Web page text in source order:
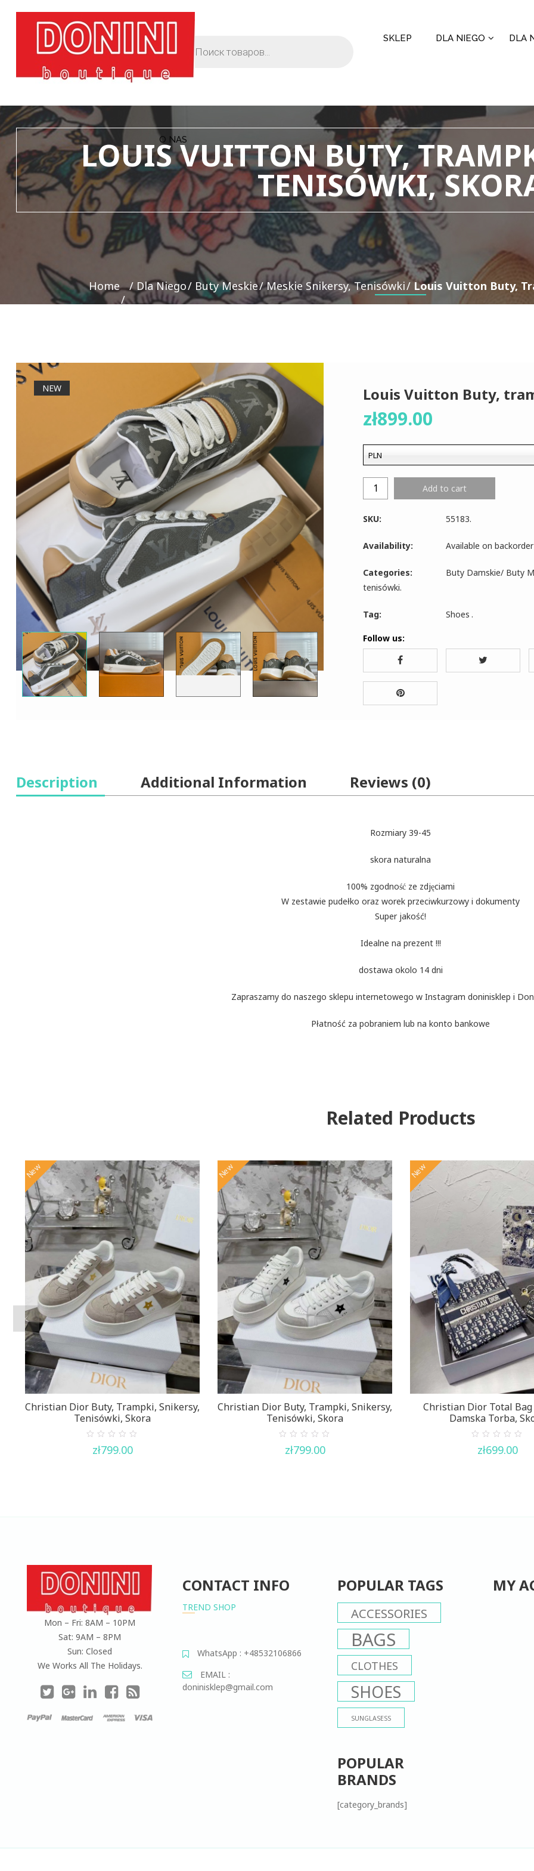
SKLEP DLA NIEGO DLA
O NAS
LOUIS VUITTON BUTY,
TENISÓWKI,
Home Dla Niego Buty Meskie Meskie Snikersy, Tenisówki Louis Vuitton Buty,
NEW Louis Vuitton Buty,
zł899.00
PLN
Add to cart
SKU: 55183.
Availability: Available on backorder
Categories: Buty Damskie/ Buty
tenisówki.
Tag: Shoes .
Follow us:
Description Additional Information Reviews (0)
Rozmiary 39-45
skora naturalna
100% zgodność ze zdjęciami
W zestawie pudełko oraz worek przeciwkurzowy i dokumenty
Super jakość!
Idealne na prezent !!!
dostawa okolo 14 dni
Zapraszamy do naszego sklepu internetowego w Instagram doninisklep i
Płatność za pobraniem lub na konto bankowe
Related Products
New
Christian Dior Buty, Trampki, Snikersy,
Tenisówki, Skora
out
zł799.00
New
Christian Dior Buty, Trampki, Snikersy,
Tenisówki, Skora
out
zł799.00
New
Christian Dior Total
Damska Torba,
out
zł699.00
Mon – Fri: 8AM – 10PM
Sat: 9AM – 8PM
Sun: Closed
We Works All The Holidays.
CONTACT INFO
TREND SHOP
WhatsApp : +48532106866
EMAIL :
doninisklep@gmail.com
POPULAR TAGS
ACCESSORIES
BAGS
CLOTHES
SHOES
SUNGLASESS
POPULAR
BRANDS
[category_brands]
MY